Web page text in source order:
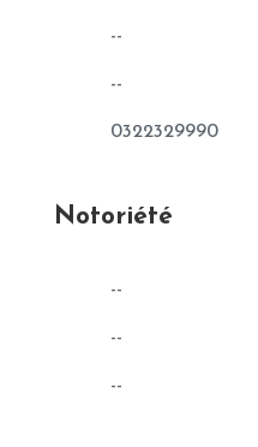
--
--
0322329990
Notoriété
--
--
--